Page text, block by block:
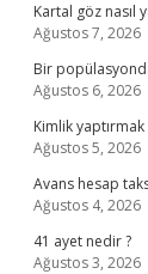
Kartal göz nasıl
Ağustos 7, 2026
Bir
Ağustos 6, 2026
Kimlik yaptırmak
Ağustos 5, 2026
Avans hesap
Ağustos 4, 2026
41 ayet nedir ?
Ağustos 3, 2026